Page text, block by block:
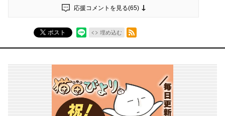
応援コメントを見る(65)
ポスト 埋め込む
RSSフィード